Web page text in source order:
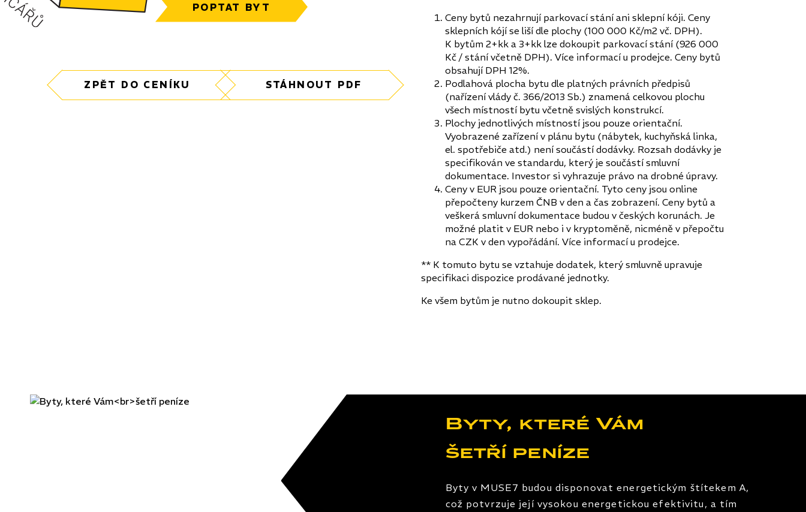
POPTAT BYT
ZPĚT DO CENÍKU STÁHNOUT PDF
Ceny bytů nezahrnují parkovací stání ani sklepní kóji. Ceny
sklepních kójí se liší dle plochy (100 000 Kč/m2 vč. DPH).
K bytům 2+kk a 3+kk lze dokoupit parkovací stání (926 000
Kč / stání včetně DPH). Více informací u prodejce. Ceny bytů
obsahují DPH 12%.
Podlahová plocha bytu dle platných právních předpisů
(nařízení vlády č. 366/2013 Sb.) znamená celkovou plochu
všech místností bytu včetně svislých konstrukcí.
Plochy jednotlivých místností jsou pouze orientační.
Vyobrazené zařízení v plánu bytu (nábytek, kuchyňská linka,
el. spotřebiče atd.) není součástí dodávky. Rozsah dodávky je
specifikován ve standardu, který je součástí smluvní
dokumentace. Investor si vyhrazuje právo na drobné úpravy.
Ceny v EUR jsou pouze orientační. Tyto ceny jsou online
přepočteny kurzem ČNB v den a čas zobrazení. Ceny bytů a
veškerá smluvní dokumentace budou v českých korunách. Je
možné platit v EUR nebo i v kryptoměně, nicméně v přepočtu
na CZK v den vypořádání. Více informací u prodejce.
** K tomuto bytu se vztahuje dodatek, který smluvně upravuje
specifikaci dispozice prodávané jednotky.
Ke všem bytům je nutno dokoupit sklep.
Byty, které Vám
šetří peníze
Byty v MUSE7 budou disponovat energetickým štítekem A,
což potvrzuje její vysokou energetickou efektivitu, a tím